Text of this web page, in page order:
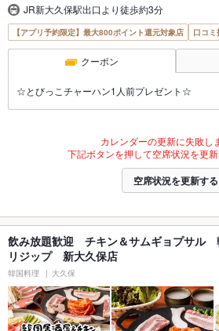
JR新大久保駅出口より徒歩約3分
【アプリ予約限定】最大800ポイント還元対象店 口コ
クーポン
☆とびっこチャーハン1人前プレゼント☆
カレンダーの更新に失敗し
下記ボタンを押して空席状況を更新
空席状況を更新する
飲み放題歓迎 チキン＆サムギョプサル
リジップ 新大久保店
韓国料理 大久保